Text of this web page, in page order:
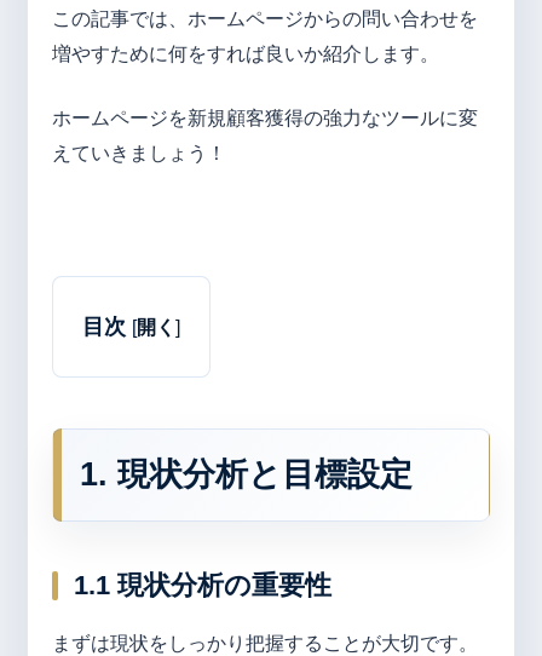
この記事では、ホームページからの問い合わせを
増やすために何をすれば良いか紹介します。
ホームページを新規顧客獲得の強力なツールに変
えていきましょう！
目次 [開く]
1. 現状分析と目標設定
1.1 現状分析の重要性
まずは現状をしっかり把握することが大切です。